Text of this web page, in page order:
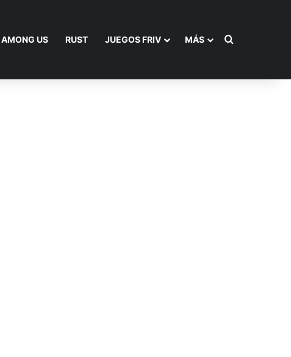
AMONG US RUST JUEGOS FRIV MÁS Buscar por